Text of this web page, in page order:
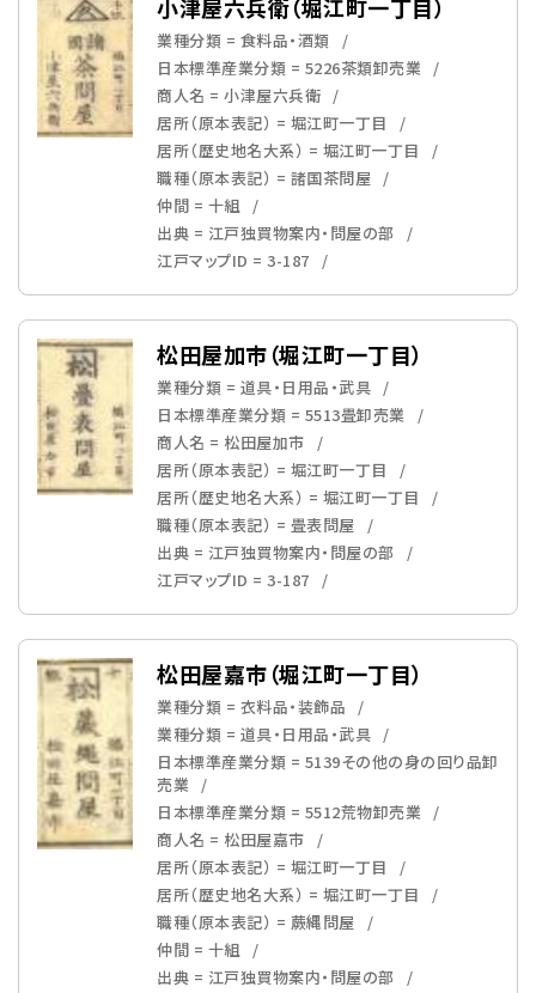
小津屋六兵衛（堀江町一丁目）
業種分類 = 食料品・酒類
日本標準産業分類 = 5226茶類卸売業
商人名 = 小津屋六兵衛
居所（原本表記） = 堀江町一丁目
居所（歴史地名大系） = 堀江町一丁目
職種（原本表記） = 諸国茶問屋
仲間 = 十組
出典 = 江戸独買物案内・問屋の部
江戸マップID = 3-187
松田屋加市（堀江町一丁目）
業種分類 = 道具・日用品・武具
日本標準産業分類 = 5513畳卸売業
商人名 = 松田屋加市
居所（原本表記） = 堀江町一丁目
居所（歴史地名大系） = 堀江町一丁目
職種（原本表記） = 畳表問屋
出典 = 江戸独買物案内・問屋の部
江戸マップID = 3-187
松田屋嘉市（堀江町一丁目）
業種分類 = 衣料品・装飾品
業種分類 = 道具・日用品・武具
日本標準産業分類 = 5139その他の身の回り品卸
売業
日本標準産業分類 = 5512荒物卸売業
商人名 = 松田屋嘉市
居所（原本表記） = 堀江町一丁目
居所（歴史地名大系） = 堀江町一丁目
職種（原本表記） = 蕨縄問屋
仲間 = 十組
出典 = 江戸独買物案内・問屋の部